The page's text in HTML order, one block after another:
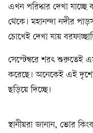
এখন পরিষ্কার দেখা যাচ্ছে
থেকে। মহানন্দা নদীর
চোখেই দেখা যায়
সেপ্টেম্বরে শরৎ শুরুতেই
করেছে। অনেকেই এই
ছড়িয়ে দিচ্ছে।
স্থানীয়রা জানান, ভোর